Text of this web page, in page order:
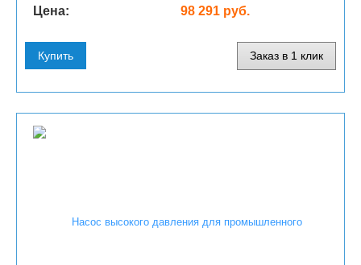
Цена: 98 291 руб.
Купить Заказ в 1 клик